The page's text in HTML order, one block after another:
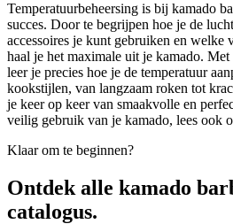
Temperatuurbeheersing is bij kamado
succes. Door te begrijpen hoe je de
accessoires je kunt gebruiken en welke
haal je het maximale uit je kamado.
leer je precies hoe je de temperatuur
kookstijlen, van langzaam roken tot
je keer op keer van smaakvolle en
veilig gebruik van je kamado, lees ook
Klaar om te beginnen?
Ontdek alle kamado
catalogus.